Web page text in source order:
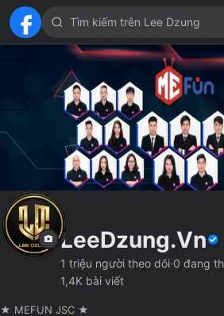
LeeDzung.Vn
1 triệu người theo dõi·0 đang
1,4K bài viết
★ MEFUN JSC ★